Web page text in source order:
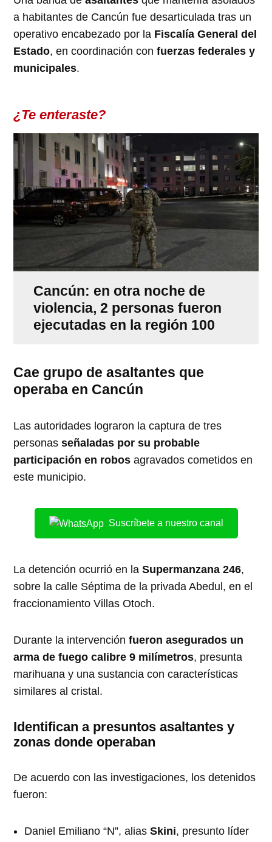
a habitantes de Cancún fue desarticulada tras un
operativo encabezado por la Fiscalía General del
Estado, en coordinación confuerzas federales y
municipales.
¿Te enteraste?
Cancún: en otra noche de
violencia, 2 personas fueron
ejecutadas en la región 100
Cae grupo de asaltantes que
operaba en Cancún
Las autoridades lograron la captura de tres
personasseñaladas por su probable
participación en robos agravados cometidos en
este municipio.
Suscríbete a nuestro canal
La detención ocurrió en la Supermanzana 246,
sobre la calle Séptima de la privada Abedul, en el
fraccionamiento Villas Otoch.
Durante la intervención fueron asegurados un
arma de fuego calibre 9 milímetros, presunta
marihuana y una sustancia con características
similares al cristal.
Identifican a presuntos asaltantes y
zonas donde operaban
De acuerdo con las investigaciones, los detenidos
fueron:
Daniel Emiliano “N”, aliasSkini, presunto líder